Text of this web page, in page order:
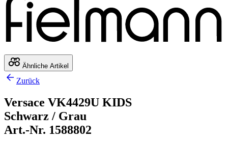
Ähnliche Artikel
Zurück
Versace VK4429U KIDS
Schwarz / Grau
Art.-Nr. 1588802